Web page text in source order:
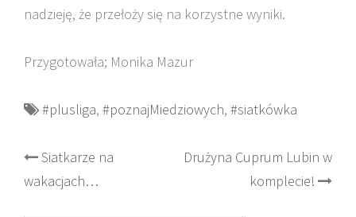
nadzieję, że przełoży się na korzystne wyniki.
Przygotowała; Monika Mazur
#plusliga, #poznajMiedziowych, #siatkówka
Post
navigation
Siatkarze na
wakacjach…
Drużyna Cuprum Lubin w
komplecie!